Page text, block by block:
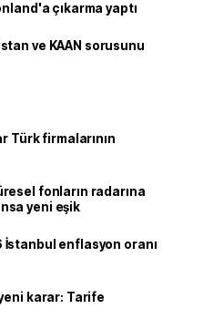
çıkarma yaptı
ve KAAN sorusunu
Türk firmalarının
fonların radarına
yeni eşik
İstanbul enflasyon oranı
karar: Tarife